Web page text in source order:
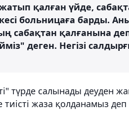
қалған үйде,
больницаға барды.
сабақтан қалғанына
деген. Негізі
түрде салынады деуден
жаза қолданамыз